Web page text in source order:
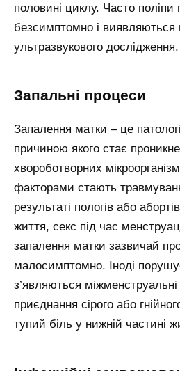
половині циклу. Часто поліпи
безсимптомно і виявляються
ультразвукового дослідження.
Запальні процеси
Запалення матки – це
причиною якого стає
хвороботворних
факторами стають
результаті пологів або
життя, секс під час
запалення матки зазвичай
малосимптомно. Іноді
з’являються
приєднання сірого або
тупий біль у нижній частині